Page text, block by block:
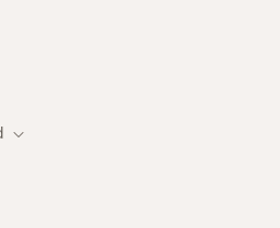
Cambiar de ciudad